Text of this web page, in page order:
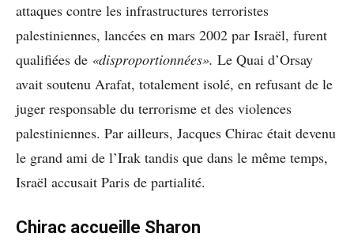
attaques contre les infrastructures terroristes
palestiniennes, lancées en mars 2002 par Israël, furent
qualifiées de «disproportionnées». Le Quai d’Orsay
avait soutenu Arafat, totalement isolé, en refusant de le
juger responsable du terrorisme et des violences
palestiniennes. Par ailleurs, Jacques Chirac était devenu
le grand ami de l’Irak tandis que dans le même temps,
Israël accusait Paris de partialité.
Chirac accueille Sharon